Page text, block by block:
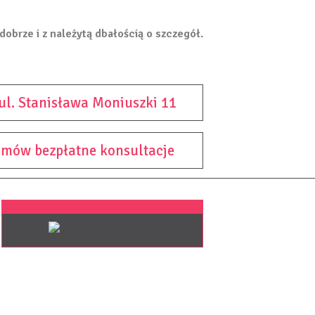
i z należytą dbałością o szczegół.
Stanisława Moniuszki 11
bezpłatne konsultacje